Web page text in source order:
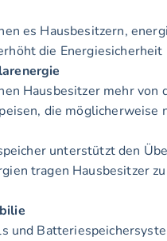
die
die
tragen Hausbesitzer